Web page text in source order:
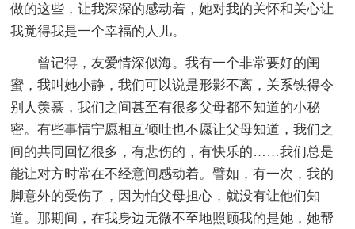
做的这些，让我深深的感动着，她对我的关怀和关心让
我觉得我是一个幸福的人儿。
曾记得，友爱情深似海。我有一个非常要好的闺
蜜，我叫她小静，我们可以说是形影不离，关系铁得令
别人羡慕，我们之间甚至有很多父母都不知道的小秘
密。有些事情宁愿相互倾吐也不愿让父母知道，我们之
间的共同回忆很多，有悲伤的，有快乐的……我们总是
能让对方时常在不经意间感动着。譬如，有一次，我的
脚意外的受伤了，因为怕父母担心，就没有让他们知
道。那期间，在我身边无微不至地照顾我的是她，她帮